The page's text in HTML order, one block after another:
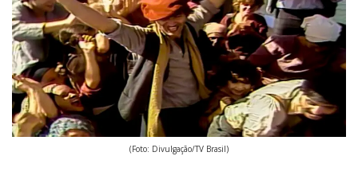
(Foto: Divulgação/TV Brasil)